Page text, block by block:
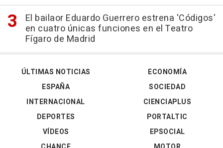
El bailaor Eduardo Guerrero estrena 'Códigos'
en cuatro únicas funciones en el Teatro
Fígaro de Madrid
ÚLTIMAS NOTICIAS
ESPAÑA
INTERNACIONAL
DEPORTES
VÍDEOS
ECONOMÍA
SOCIEDAD
CIENCIAPLUS
PORTALTIC
EPSOCIAL